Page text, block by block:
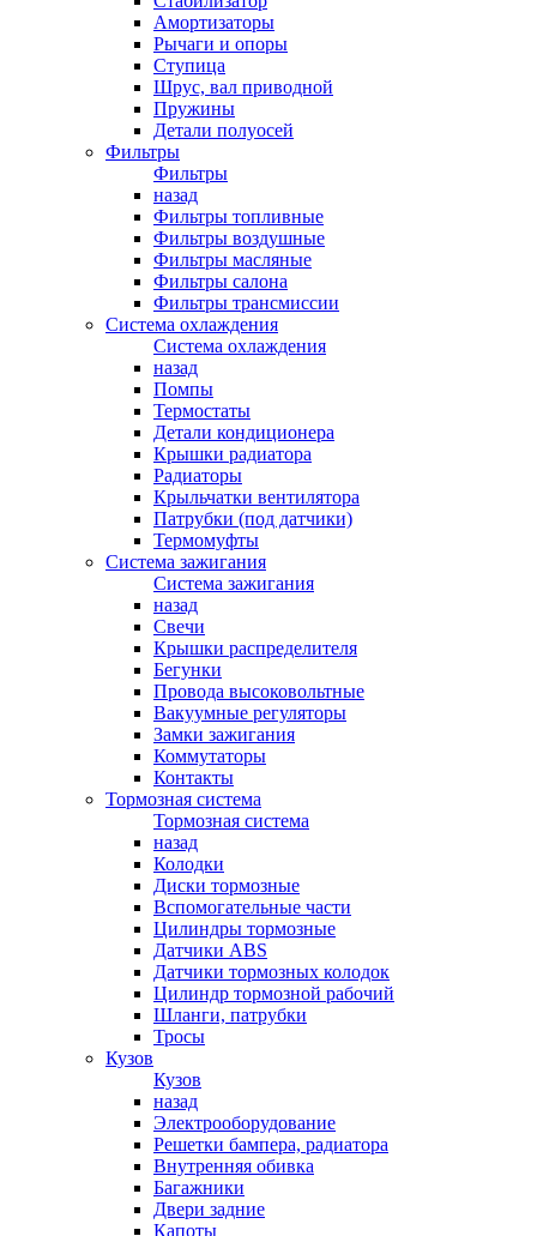
Амортизаторы
Рычаги и опоры
Ступица
Шрус, вал приводной
Пружины
Детали полуосей
Фильтры
Фильтры
назад
Фильтры топливные
Фильтры воздушные
Фильтры масляные
Фильтры салона
Фильтры трансмиссии
Система охлаждения
Система охлаждения
назад
Помпы
Термостаты
Детали кондиционера
Крышки радиатора
Радиаторы
Крыльчатки вентилятора
Патрубки (под датчики)
Термомуфты
Система зажигания
Система зажигания
назад
Свечи
Крышки распределителя
Бегунки
Провода высоковольтные
Вакуумные регуляторы
Замки зажигания
Коммутаторы
Контакты
Тормозная система
Тормозная система
назад
Колодки
Диски тормозные
Вспомогательные части
Цилиндры тормозные
Датчики ABS
Датчики тормозных колодок
Цилиндр тормозной рабочий
Шланги, патрубки
Тросы
Кузов
Кузов
назад
Электрооборудование
Решетки бампера, радиатора
Внутренняя обивка
Багажники
Двери задние
Капоты